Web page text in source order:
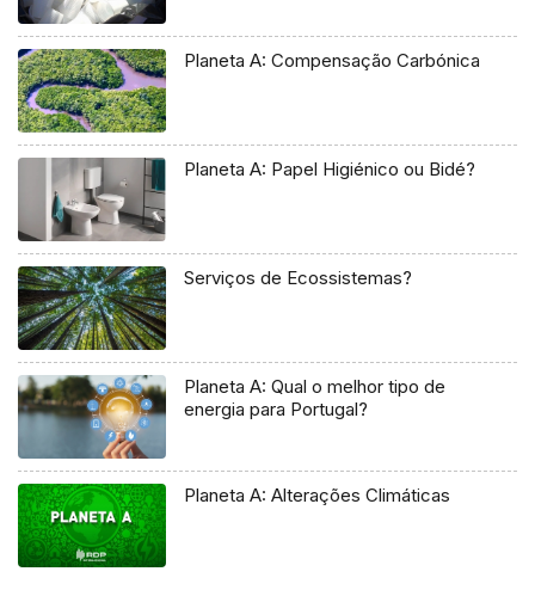
Planeta A: Compensação Carbónica
Planeta A: Papel Higiénico ou Bidé?
Serviços de Ecossistemas?
Planeta A: Qual o melhor tipo de
energia para Portugal?
Planeta A: Alterações Climáticas